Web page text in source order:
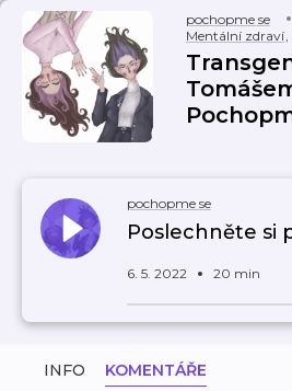
pochopme se
Mentální zdraví,
pochopme se
Poslechněte si
6. 5. 2022 20 min
INFO KOMENTÁŘE